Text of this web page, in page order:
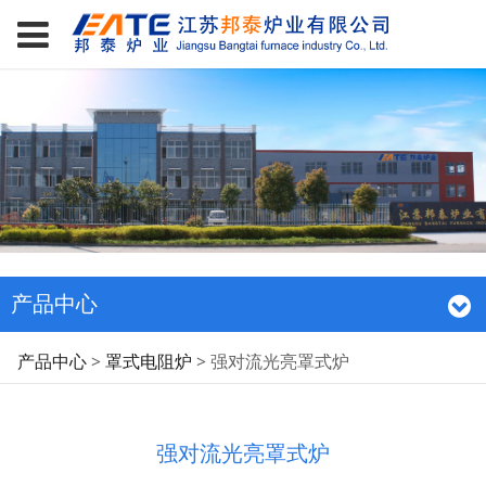
产品中心
强对流光亮罩式炉
产品中心> 罩式电阻炉 > 强对流光亮罩式炉
强对流光亮罩式炉